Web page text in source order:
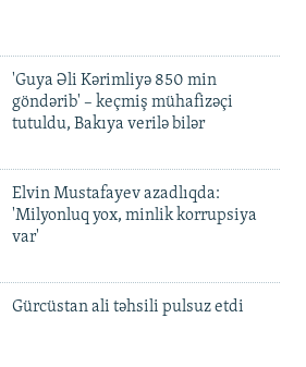
'Guya Əli Kərimliyə 850 min
göndərib' – keçmiş mühafizəçi
tutuldu, Bakıya verilə bilər
Elvin Mustafayev azadlıqda:
'Milyonluq yox, minlik korrupsiya
var'
Gürcüstan ali təhsili pulsuz etdi